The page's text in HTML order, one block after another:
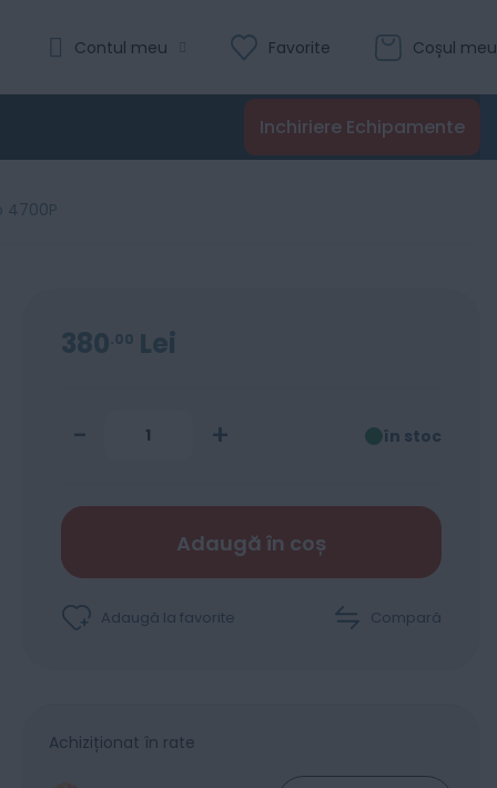
Coșul meu
Favorite
Contul meu
Inchiriere Echipamente
4700P
380 00 Lei
- + în stoc
Adaugă în coș
Adaugă la favorite Compară
Achiziționat în rate
/ Bizhub 4700P
Evaluare:
0
% of 100
Recenzii
Adaugă în coș